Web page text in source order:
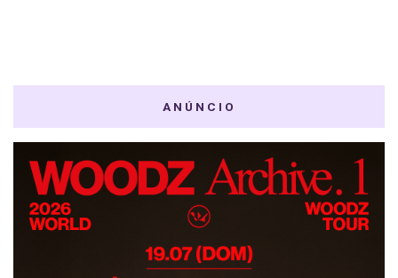
ANÚNCIO